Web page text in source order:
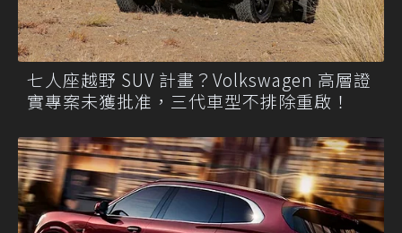
七人座越野 SUV 計畫？Volkswagen 高層證
實專案未獲批准，三代車型不排除重啟！